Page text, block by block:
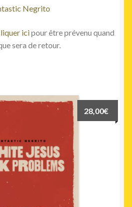
Negrito
icipour être prévenu quand
sera de retour.
28,00€